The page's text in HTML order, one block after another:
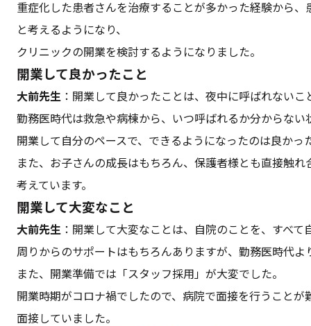
重症化した患者さんを治療することが多かった経験から
と考えるようになり、
クリニックの開業を検討するようになりました。
開業して良かったこと
大前先生 ：開業して良かったことは、夜中に呼ばれないこ
勤務医時代は救急や病棟から、いつ呼ばれるか分からない
開業して自分のペースで、できるようになったのは良かっ
また、お子さんの成長はもちろん、保護者様とも直接触
考えています。
開業して大変なこと
大前先生 ：開業して大変なことは、自院のことを、すべ
周りからのサポートはもちろんありますが、勤務医時代
また、開業準備では「スタッフ採用」が大変でした。
開業時期がコロナ禍でしたので、病院で面接を行うこと
面接していました。